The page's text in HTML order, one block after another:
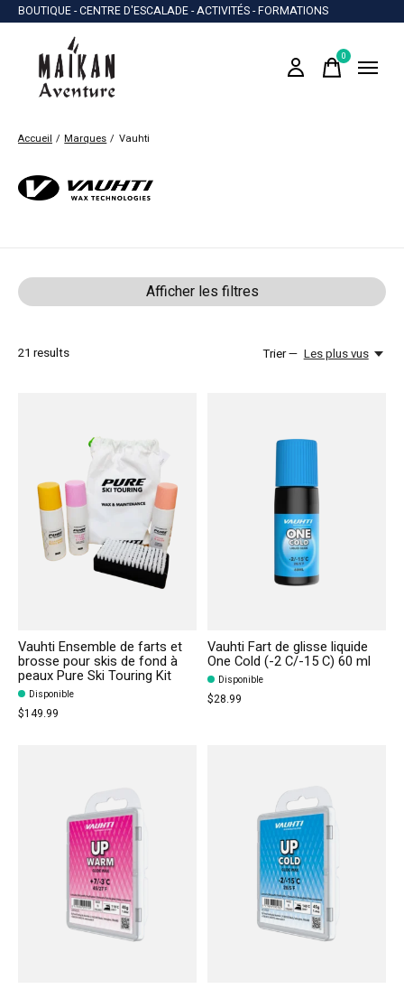
BOUTIQUE - CENTRE D'ESCALADE - ACTIVITÉS - FORMATIONS
0items
Accueil / Marques / Vauhti
Vauhti
Afficher les filtres
21 results Trier — Les plus vus
Vauhti Ensemble de farts et
brosse pour skis de fond à
peaux Pure Ski Touring Kit
Disponible
$149.99
Vauhti Fart de glisse liquide
One Cold (-2 C/-15 C) 60 ml
Disponible
$28.99